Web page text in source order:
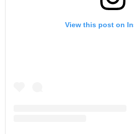
View this post on